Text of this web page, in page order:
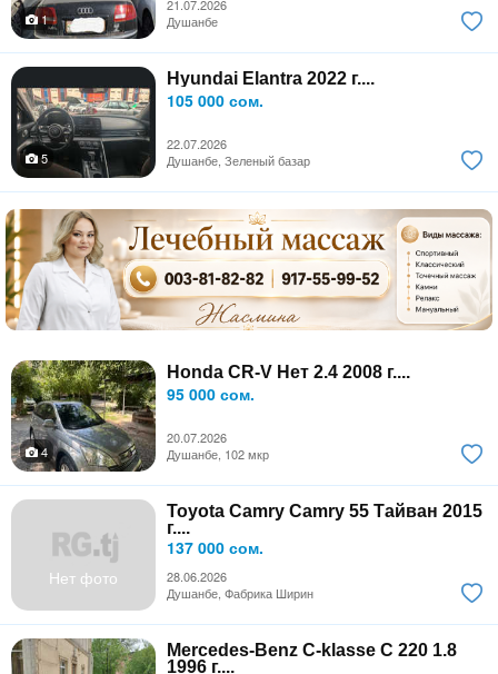
21.07.2026
1
Душанбе
Hyundai Elantra 2022 г....
105 000 сом.
22.07.2026
5
Душанбе, Зеленый базар
Honda CR-V Нет 2.4 2008 г....
95 000 сом.
20.07.2026
4
Душанбе, 102 мкр
Нет фото
Toyota Camry Camry 55 Тайван 2015
г....
137 000 сом.
28.06.2026
Душанбе, Фабрика Ширин
Mercedes-Benz C-klasse C 220 1.8
1996 г....